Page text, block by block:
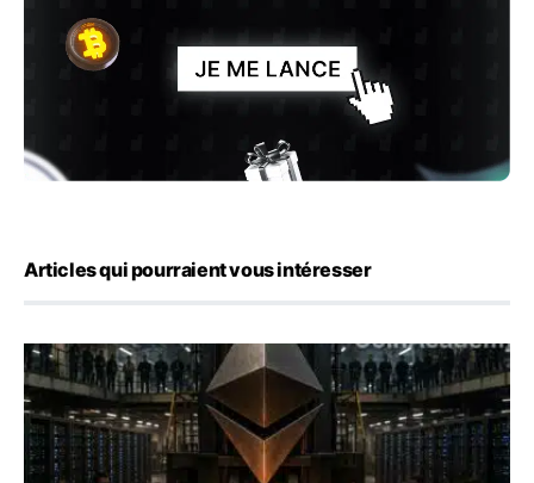
Articles qui pourraient vous intéresser
ETH : Ethereum veut brûler les récompenses des